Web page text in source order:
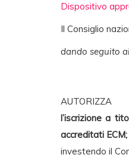
Dispositivo
Il Consiglio
dando seguito
AUTORIZZA
l’iscrizione a
accreditati ECM;
investendo il